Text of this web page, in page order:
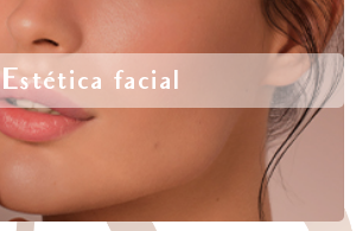
Estética facial